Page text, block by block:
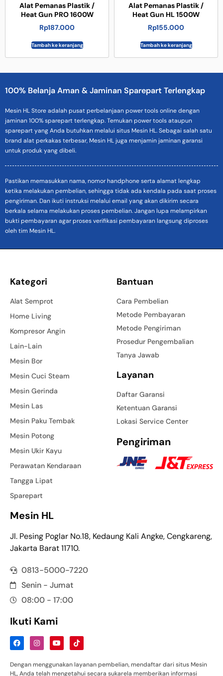
Alat Pemanas Plastik /
Heat Gun PRO 1600W
Rp187.000
Tambah ke keranjang
Alat Pemanas Plastik /
Heat Gun HL 1500W
Rp155.000
Tambah ke keranjang
100% Belanja Aman & Jaminan Sparepart Terlengkap
Mesin HL Store adalah pusat perbelanjaan power tools online dengan
jaminan 100% sparepart terlengkap. Temukan power tools ataupun
sparepart yang Anda butuhkan melalui situs Mesin HL. Sebagai salah satu
brand alat perkakas terbesar, Mesin HL juga menjamin jaminan garansi
untuk produk yang dibeli.
Pastikan memasukkan nama, nomor handphone serta alamat lengkap
ketika melakukan pembelian, sehingga tidak ada kendala pada saat proses
pengiriman. Dan ikuti instruksi melalui email yang akan dikirim secara
berkala selama melakukan proses pembelian. Jangan lupa melampirkan
bukti pembayaran agar proses verifikasi pembayaran langsung diproses
oleh tim Mesin HL.
Kategori
Alat Semprot
Home Living
Kompresor Angin
Lain-Lain
Mesin Bor
Mesin Cuci Steam
Mesin Gerinda
Mesin Las
Mesin Paku Tembak
Mesin Potong
Mesin Ukir Kayu
Perawatan Kendaraan
Tangga Lipat
Sparepart
Bantuan
Cara Pembelian
Metode Pembayaran
Metode Pengiriman
Prosedur Pengembalian
Tanya Jawab
Layanan
Daftar Garansi
Ketentuan Garansi
Lokasi Service Center
Pengiriman
Mesin HL
Jl. Pesing Poglar No.18, Kedaung Kali Angke, Cengkareng,
Jakarta Barat 11710.
0813-5000-7220
Senin - Jumat
08:00 - 17:00
Ikuti Kami
Dengan menggunakan layanan pembelian, mendaftar dari situs Mesin
HL, Anda telah mengetahui secara sukarela memberikan informasi